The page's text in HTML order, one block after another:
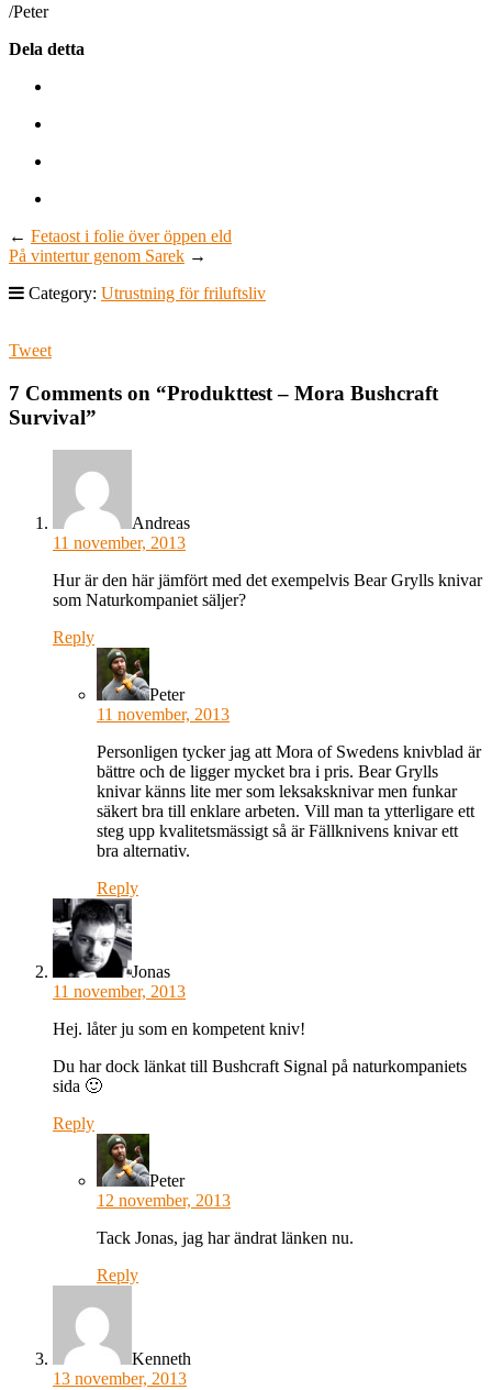
/Peter
Dela detta
← Fetaost i folie över öppen eld
På vintertur genom Sarek →
Category: Utrustning för friluftsliv
Tweet
7 Comments on “Produkttest – Mora Bushcraft
Survival”
Andreas
11 november, 2013
Hur är den här jämfört med det exempelvis Bear Grylls knivar
som Naturkompaniet säljer?
Reply
Peter
11 november, 2013
Personligen tycker jag att Mora of Swedens knivblad är
bättre och de ligger mycket bra i pris. Bear Grylls
knivar känns lite mer som leksaksknivar men funkar
säkert bra till enklare arbeten. Vill man ta ytterligare ett
steg upp kvalitetsmässigt så är Fällknivens knivar ett
bra alternativ.
Reply
Jonas
11 november, 2013
Hej. låter ju som en kompetent kniv!
Du har dock länkat till Bushcraft Signal på naturkompaniets
sida 🙂
Reply
Peter
12 november, 2013
Tack Jonas, jag har ändrat länken nu.
Reply
Kenneth
13 november, 2013